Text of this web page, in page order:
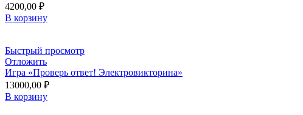
4200,00 ₽
В корзину
Быстрый просмотр
Отложить
Игра «Проверь ответ! Электровикторина»
13000,00 ₽
В корзину